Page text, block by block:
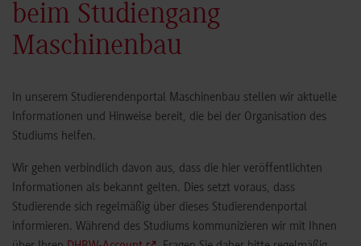
beim Studiengang
Maschinenbau
In unserem Studierendenportal Maschinenbau stellen wir aktuelle
Informationen und Hinweise bereit, die bei der Organisation des
Studiums helfen.
Wir gehen verbindlich davon aus, dass die hier veröffentlichten
Informationen als bekannt gelten. Dies setzt voraus, dass
Studierende sich regelmäßig über dieses Studierendenportal
informieren. Während des Studiums kommunizieren wir mit Ihnen